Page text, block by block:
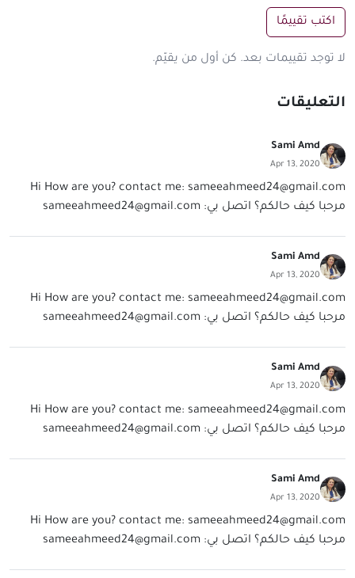
اكتب تقييمًا
لا توجد تقييمات بعد. كن أول من يقيّم.
التعليقات
Sami Amd
Apr 13, 2020
Hi How are you? contact me: sameeahmeed24@gmail.com
مرحبا كيف حالكم؟ اتصل بي: sameeahmeed24@gmail.com
Sami Amd
Apr 13, 2020
Hi How are you? contact me: sameeahmeed24@gmail.com
مرحبا كيف حالكم؟ اتصل بي: sameeahmeed24@gmail.com
Sami Amd
Apr 13, 2020
Hi How are you? contact me: sameeahmeed24@gmail.com
مرحبا كيف حالكم؟ اتصل بي: sameeahmeed24@gmail.com
Sami Amd
Apr 13, 2020
Hi How are you? contact me: sameeahmeed24@gmail.com
مرحبا كيف حالكم؟ اتصل بي: sameeahmeed24@gmail.com